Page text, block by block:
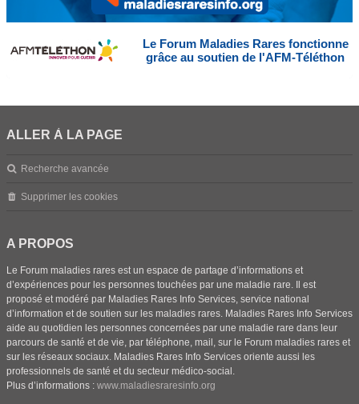
Le Forum Maladies Rares fonctionne
grâce au soutien de l'AFM-Téléthon
ALLER À LA PAGE
Recherche avancée
Supprimer les cookies
A PROPOS
Le Forum maladies rares est un espace de partage d’informations et
d’expériences pour les personnes touchées par une maladie rare. Il est
proposé et modéré par Maladies Rares Info Services, service national
d’information et de soutien sur les maladies rares. Maladies Rares Info Services
aide au quotidien les personnes concernées par une maladie rare dans leur
parcours de santé et de vie, par téléphone, mail, sur le Forum maladies rares et
sur les réseaux sociaux. Maladies Rares Info Services oriente aussi les
professionnels de santé et du secteur médico-social.
Plus d’informations : www.maladiesraresinfo.org